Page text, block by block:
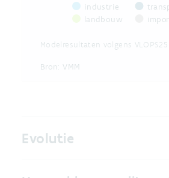
industrie
landbouw
End of interactive chart.
Modelresultaten volgens
Bron: VMM
Evolutie